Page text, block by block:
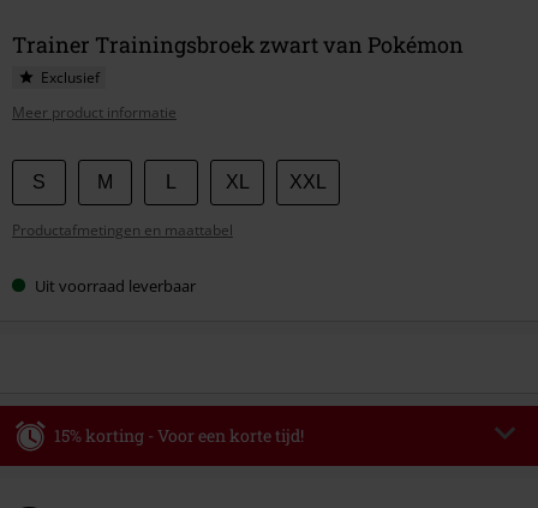
Trainer Trainingsbroek zwart van Pokémon
Exclusief
Meer product informatie
Kies
je
maat
S M XL XXL
Productafmetingen en maattabel
Uit voorraad leverbaar
15% korting - Voor een korte tijd!